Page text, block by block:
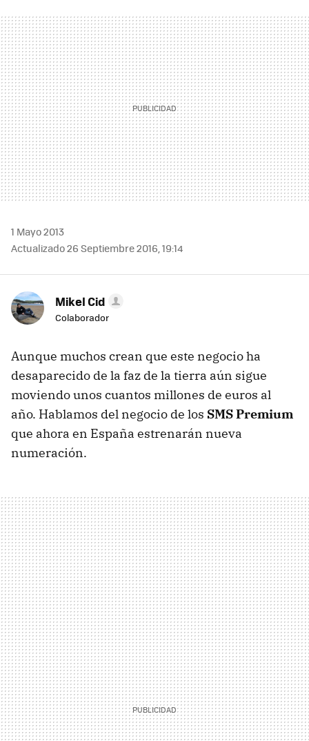
MAIL
1 Mayo 2013
Actualizado 26 Septiembre 2016, 19:14
Mikel Cid
Colaborador
Aunque muchos crean que este negocio ha
desaparecido de la faz de la tierra aún sigue
moviendo unos cuantos millones de euros al
año. Hablamos del negocio de los SMS Premium
que ahora en España estrenarán nueva
numeración.